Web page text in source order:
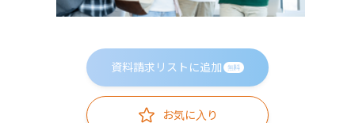
資料請求リストに追加 無料
お気に入り